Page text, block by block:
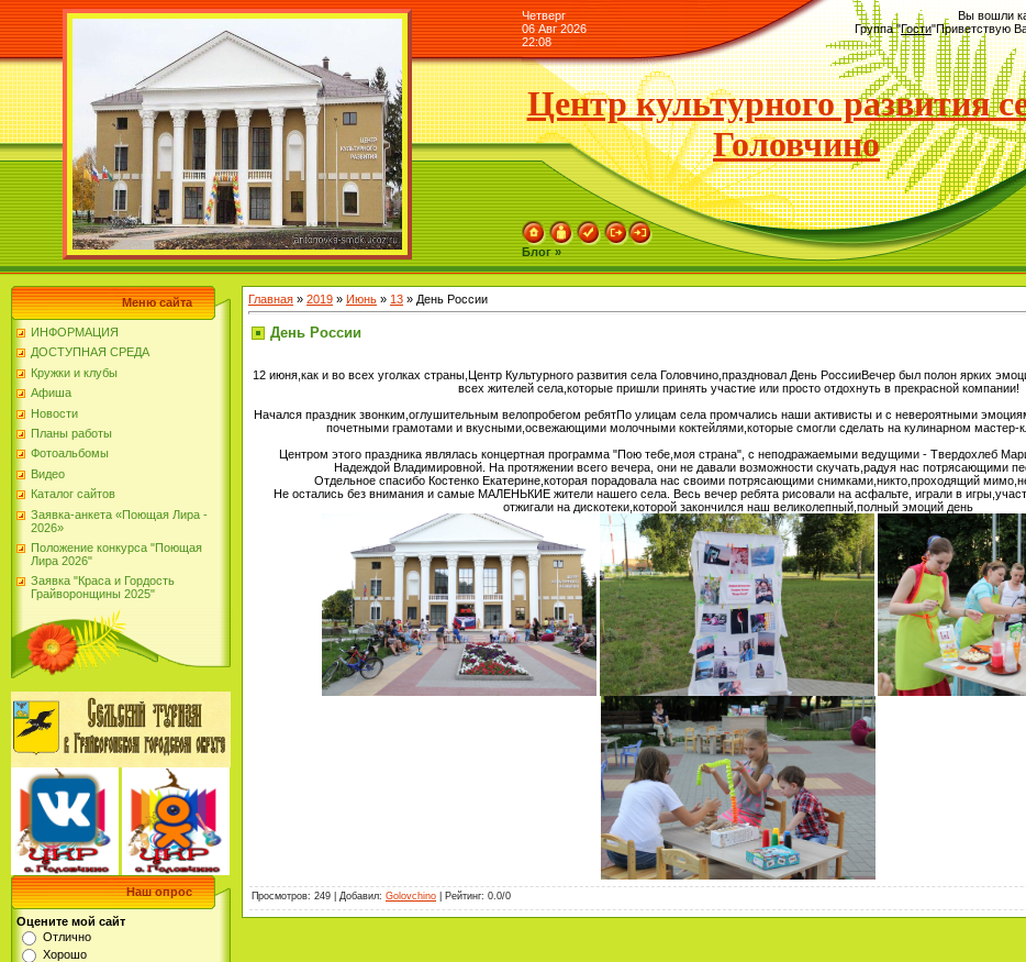
Четверг
06 Авг 2026
22:08
Вы вошли
Группа"Гости"Приветствую
Центр культурного развития
Головчино
Блог »
Меню сайта
ИНФОРМАЦИЯ
ДОСТУПНАЯ СРЕДА
Кружки и клубы
Афиша
Новости
Планы работы
Фотоальбомы
Видео
Каталог сайтов
Заявка-анкета «Поющая Лира -
2026»
Положение конкурса "Поющая
Лира 2026"
Заявка "Краса и Гордость
Грайворонщины 2025"
Наш опрос
Оцените мой сайт
Отлично
Хорошо
Главная » 2019 » Июнь » 13 » День России
День России
12 июня,как и во всех уголках страны,Центр Культурного развития села Головчино,праздновал День РоссииВечер был полон ярких
всех жителей села,которые пришли принять участие или просто отдохнуть в прекрасной компании!
Начался праздник звонким,оглушительным велопробегом ребятПо улицам села промчались наши активисты и с невероятными
почетными грамотами и вкусными,освежающими молочными коктейлями,которые смогли сделать на кулинарном мастер-
Центром этого праздника являлась концертная программа "Пою тебе,моя страна", с неподражаемыми ведущими - Твердохлеб
Надеждой Владимировной. На протяжении всего вечера, они не давали возможности скучать,радуя нас потрясающими
Отдельное спасибо Костенко Екатерине,которая порадовала нас своими потрясающими снимками,никто,проходящий
Не остались без внимания и самые МАЛЕНЬКИЕ жители нашего села. Весь вечер ребята рисовали на асфальте, играли в
отжигали на дискотеки,которой закончился наш великолепный,полный эмоций день
Просмотров: 249 Добавил: Golovchino Рейтинг: 0.0/0